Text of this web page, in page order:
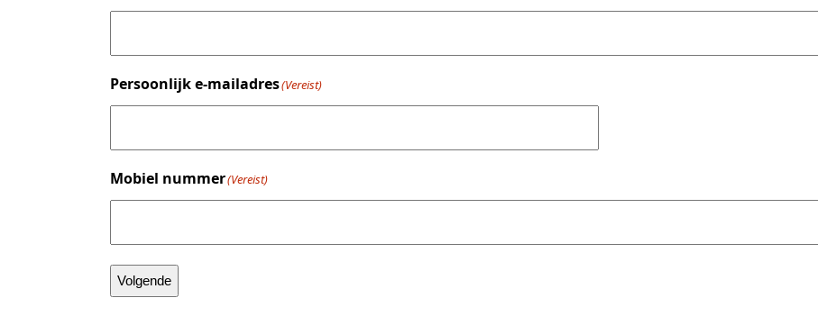
Persoonlijk e-mailadres(Vereist)
Mobiel nummer(Vereist)
Volgende